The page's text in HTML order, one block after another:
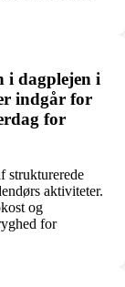
i dagplejen i
indgår for
for
strukturerede
aktiviteter.
og
for